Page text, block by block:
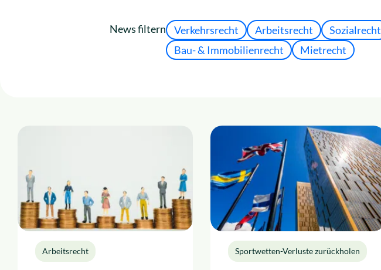
Alle Rechtsgebiete
News filtern Verkehrsrecht Arbeitsrecht Sozialrecht
Bau- & Immobilienrecht
Mietrecht
Arbeitsrecht Sportwetten-Verluste zurückholen